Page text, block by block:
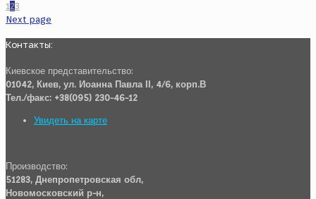
123
Next page
Контакты:
Киевское представительство:
01042, Киев, ул. Иоанна Павла ІІ, 4/6, корп.В
Тел./факс: +38(095) 230-46-12
Увидеть на карте
Производство:
51283, Днепропетровская обл,
Новомосковский р-н,